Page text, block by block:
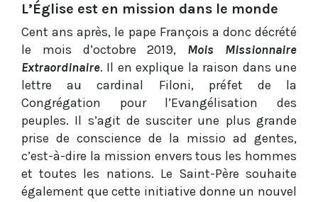
L’Église est en mission dans le monde
Cent ans après, le pape François a donc décrété
le mois d’octobre 2019, Mois Missionnaire
Extraordinaire. Il en explique la raison dans une
lettre au cardinal Filoni, préfet de la
Congrégation pour l’Evangélisation des
peuples. Il s’agit de susciter une plus grande
prise de conscience de la missio ad gentes,
c’est-à-dire la mission envers tous les hommes
et toutes les nations. Le Saint-Père souhaite
également que cette initiative donne un nouvel